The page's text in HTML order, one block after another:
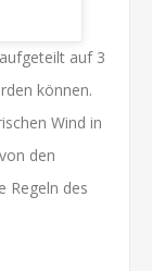
auf 3
können.
Wind in
den
Regeln des